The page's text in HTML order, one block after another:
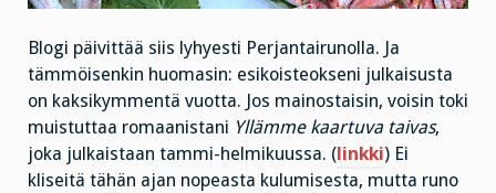
Blogi päivittää siis lyhyesti Perjantairunolla. Ja
tämmöisenkin huomasin: esikoisteokseni julkaisusta
on kaksikymmentä vuotta. Jos mainostaisin, voisin toki
muistuttaa romaanistani Yllämme kaartuva taivas,
joka julkaistaan tammi-helmikuussa. ( linkki) Ei
kliseitä tähän ajan nopeasta kulumisesta, mutta runo